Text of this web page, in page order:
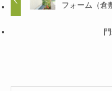
フォーム（倉